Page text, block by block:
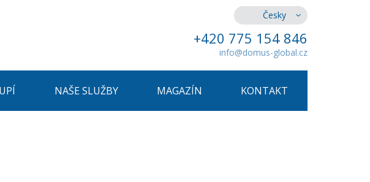
Česky
+420 775 154 846
info@domus-global.cz
NAŠE SLUŽBY MAGAZÍN KONTAKT